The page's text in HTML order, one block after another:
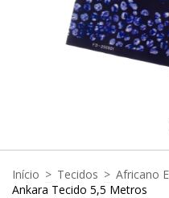
Início > Tecidos > Africano
Ankara Tecido 5,5 Metros